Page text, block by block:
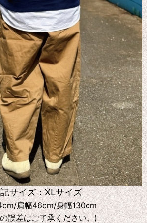
サイズ：XLサイズ
肩幅46cm/身幅130cm
誤差はご了承ください。)